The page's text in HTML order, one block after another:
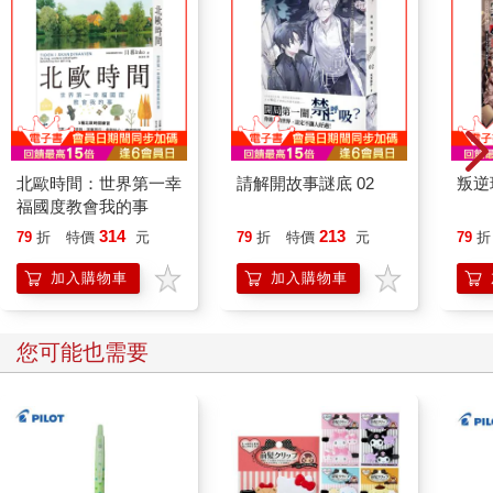
北歐時間：世界第一幸
福國度教會我的事
79 折 特價 314 元
加入購物車
請解開故事謎底 02
79 折 特價 213 元
加入購物車
叛逆
79 折
您可能也需要